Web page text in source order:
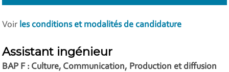
Voir les conditions et modalités de candidature
Assistant ingénieur
BAP F : Culture, Communication, Production et diffusion